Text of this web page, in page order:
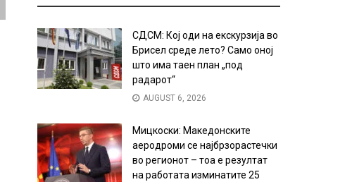
СДСМ: Кој оди на екскурзија во
Брисел среде лето? Само оној
што има таен план „под
радарот“
AUGUST 6, 2026
Мицкоски: Македонските
аеродроми се најбрзорастечки
во регионот – тоа е резултат
на работата изминатите 25